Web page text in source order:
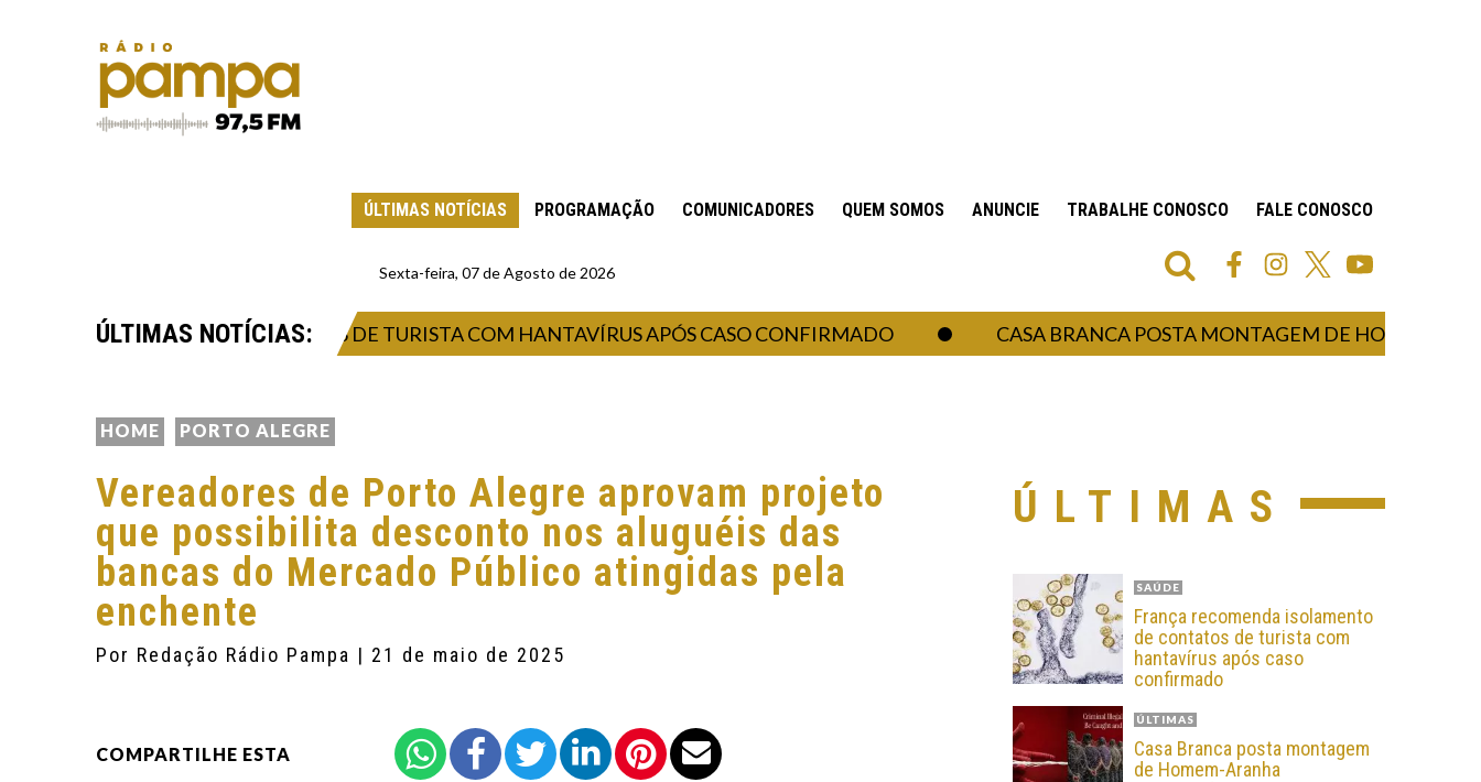
ÚLTIMAS NOTÍCIAS PROGRAMAÇÃO COMUNICADORES QUEM SOMOS ANUNCIE TRABALHE CONOSCO FALE CONOSCO
Sexta-feira, 07 de Agosto de 2026
ÚLTIMAS NOTÍCIAS:
ISOLAMENTO DE CONTATOS DE TURISTA COM HANTAVÍRUS APÓS CASO CONFIRMADO CASA BRANCA POSTA MONTAGEM DE HOMEM-ARANHA
HOME PORTO ALEGRE
Vereadores de Porto Alegre aprovam projeto
que possibilita desconto nos aluguéis das
bancas do Mercado Público atingidas pela
enchente
Por Redação Rádio Pampa | 21 de maio de 2025
COMPARTILHE ESTA
ÚLTIMAS
SAÚDE
França recomenda isolamento
de contatos de turista com
hantavírus após caso
confirmado
ÚLTIMAS
Casa Branca posta montagem
de Homem-Aranha